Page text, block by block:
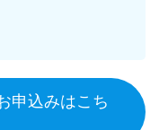
申込みはこち